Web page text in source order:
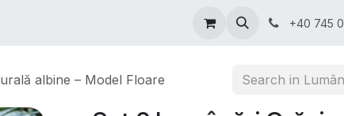
Povestea Noastră Invitații Online
+40 745
albine – Model Floare